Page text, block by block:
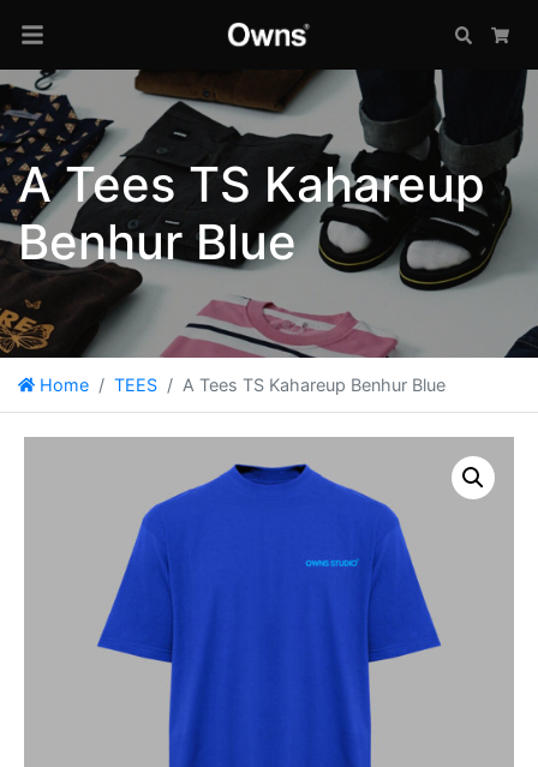
Search
A Tees TS Kahareup
Benhur Blue
Home TEES A Tees TS Kahareup Benhur Blue